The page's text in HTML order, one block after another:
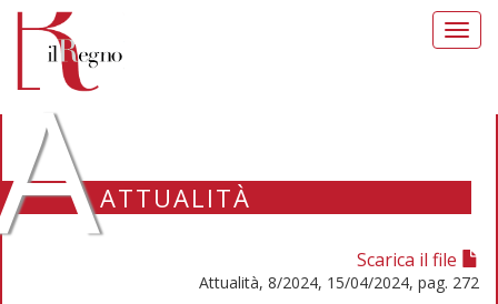
ATTUALITÀ
Scarica il file
Attualità, 8/2024, 15/04/2024, pag. 272